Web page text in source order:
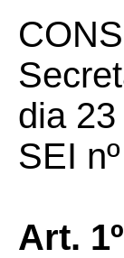
dia
SEI
Art. 1º